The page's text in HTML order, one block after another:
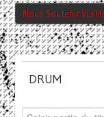
Nous Soutenir Via
DRUM